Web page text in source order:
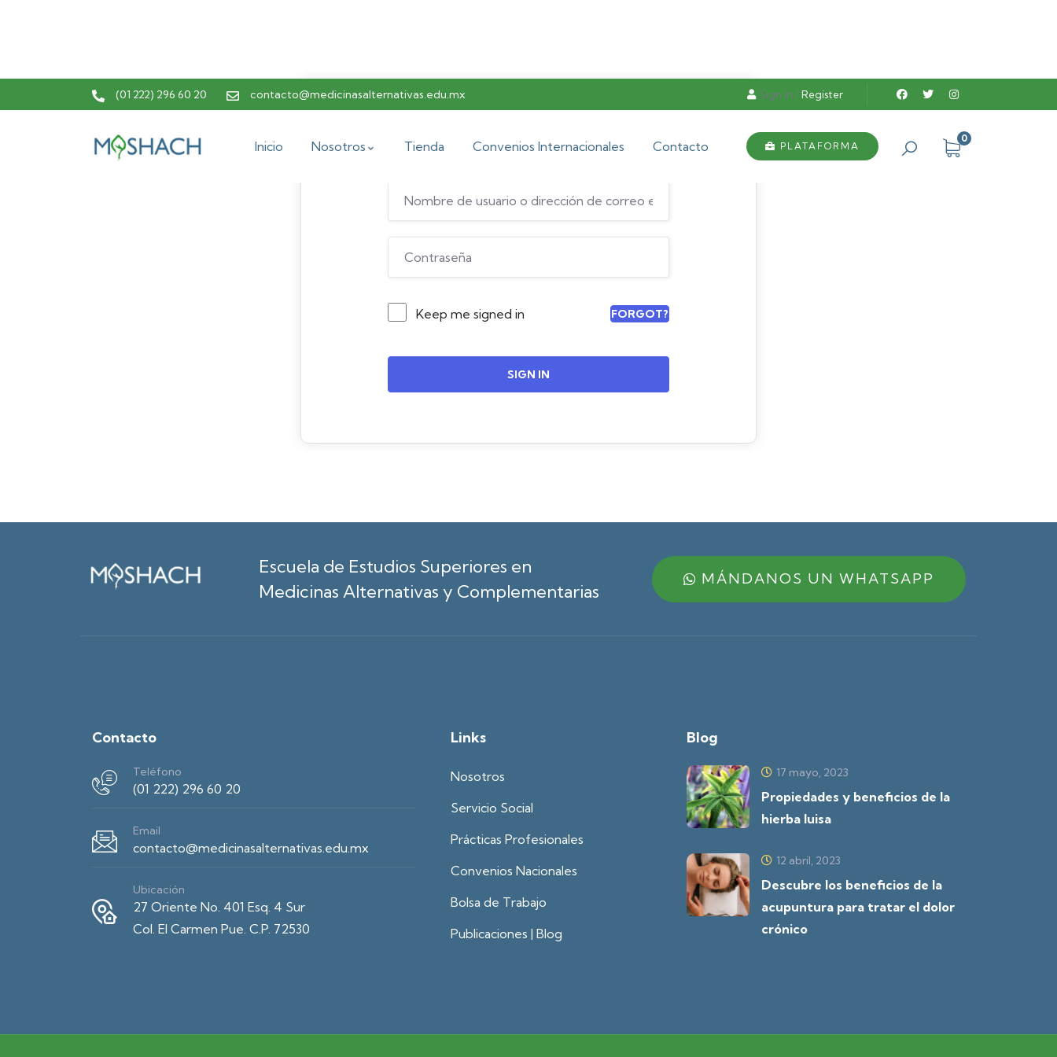
(01 222) 296 60 20 contacto@medicinasalternativas.edu.mx Sign in /Register
Inicio Nosotros Tienda Convenios Internacionales Contacto PLATAFORMA
0
Hi, Welcome back!
Keep me signed in FORGOT?
SIGN IN
Escuela de Estudios Superiores en
Medicinas Alternativas y Complementarias
MÁNDANOS UN WHATSAPP
Contacto
Teléfono
(01 222) 296 60 20
Email
contacto@medicinasalternativas.edu.mx
Ubicación
27 Oriente No. 401 Esq. 4 Sur
Col. El Carmen Pue. C.P. 72530
Links
Nosotros
Servicio Social
Prácticas Profesionales
Convenios Nacionales
Bolsa de Trabajo
Publicaciones | Blog
Blog
17 mayo, 2023
Propiedades y beneficios de la
hierba luisa
12 abril, 2023
Descubre los beneficios de la
acupuntura para tratar el dolor
crónico